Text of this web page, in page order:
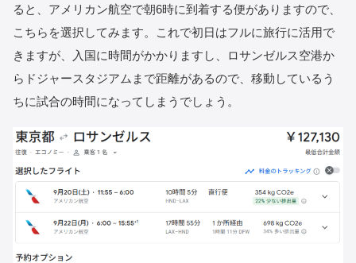
ると、アメリカン航空で朝6時に到着する便がありますので、
こちらを選択してみます。これで初日はフルに旅行に活用で
きますが、入国に時間がかかりますし、ロサンゼルス空港か
らドジャースタジアムまで距離があるので、移動しているう
ちに試合の時間になってしまうでしょう。